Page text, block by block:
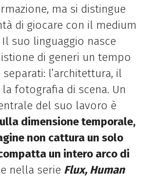
ma si distingue
di giocare con il medium
suo linguaggio nasce
di generi un tempo
l’architettura, il
fotografia di scena. Un
del suo lavoro è
dimensione temporale,
non cattura un solo
un intero arco di
nella serie Flux, Human